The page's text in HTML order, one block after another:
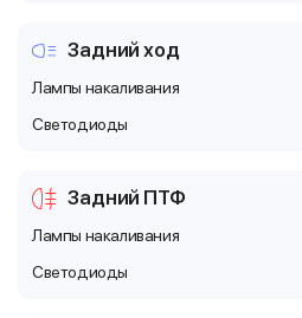
Задний ход
Лампы накаливания
Светодиоды
Задний ПТФ
Лампы накаливания
Светодиоды